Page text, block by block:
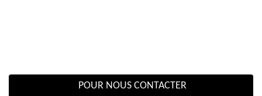
POUR NOUS CONTACTER